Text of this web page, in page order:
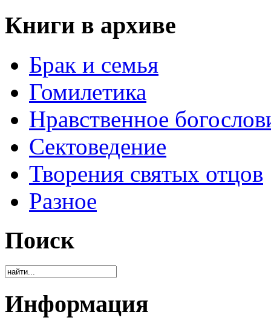
Книги в архиве
Брак и семья
Гомилетика
Нравственное
Сектоведение
Творения святых отцов
Разное
Поиск
Информация